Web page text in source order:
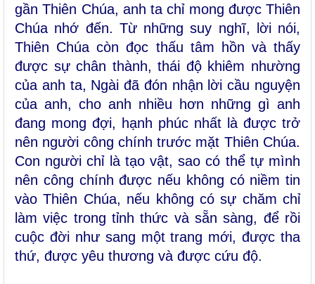
gần Thiên Chúa, anh ta chỉ mong được Thiên
Chúa nhớ đến. Từ những suy nghĩ, lời nói,
Thiên Chúa còn đọc thấu tâm hồn và thấy
được sự chân thành, thái độ khiêm nhường
của anh ta, Ngài đã đón nhận lời cầu nguyện
của anh, cho anh nhiều hơn những gì anh
đang mong đợi, hạnh phúc nhất là được trở
nên người công chính trước mặt Thiên Chúa.
Con người chỉ là tạo vật, sao có thể tự mình
nên công chính được nếu không có niềm tin
vào Thiên Chúa, nếu không có sự chăm chỉ
làm việc trong tỉnh thức và sẵn sàng, để rồi
cuộc đời như sang một trang mới, được tha
thứ, được yêu thương và được cứu độ.